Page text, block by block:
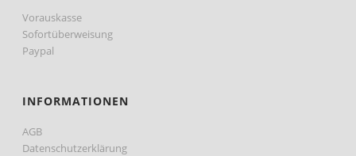
Vorauskasse
Sofortüberweisung
Paypal
INFORMATIONEN
AGB
Datenschutzerklärung